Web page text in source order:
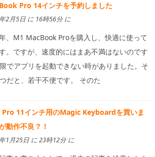
Pro 14インチを予約しました
2月5日 に 16時56分 に
、M1 MacBook Proを購入し、快適に使って
。ですが、速度的にはまあ不満はないのです
でアプリを起動できない時がありました。そ
だと、若干不便です。 そのた
Pro 11インチ用のMagic Keyboardを買いま
動作不良？！
1月25日 に 23時12分 に